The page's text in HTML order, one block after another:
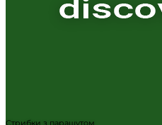
Стрибки з парашутом